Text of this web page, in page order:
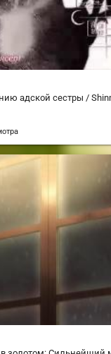
адской сестры /